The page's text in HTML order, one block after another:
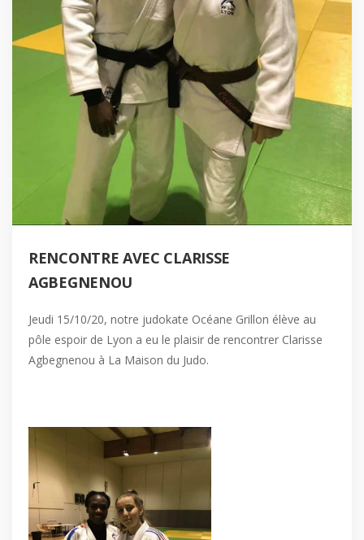
RENCONTRE AVEC CLARISSE
AGBEGNENOU
Jeudi 15/10/20, notre judokate Océane Grillon élève au
pôle espoir de Lyon a eu le plaisir de rencontrer Clarisse
Agbegnenou à La Maison du Judo.